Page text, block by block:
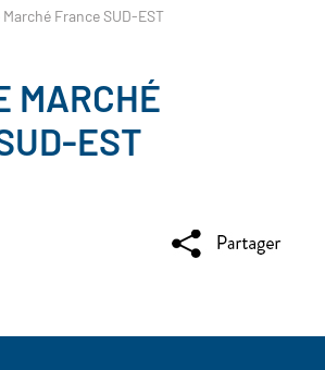
France SUD-EST
MARCHÉ
EST